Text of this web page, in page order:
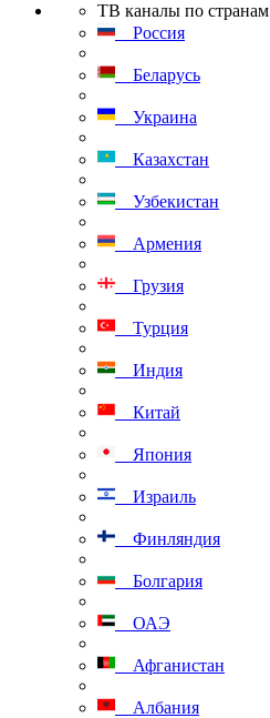
ТВ каналы по странам
Россия
Беларусь
Украина
Казахстан
Узбекистан
Армения
Грузия
Турция
Индия
Китай
Япония
Израиль
Финляндия
Болгария
ОАЭ
Афганистан
Албания